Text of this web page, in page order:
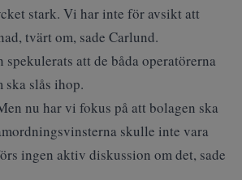
stark. Vi har inte för avsikt att
tvärt om, sade Carlund.
att de båda operatörerna
slås ihop.
nu har vi fokus på att bolagen ska
skulle inte vara
ingen aktiv diskussion om det, sade